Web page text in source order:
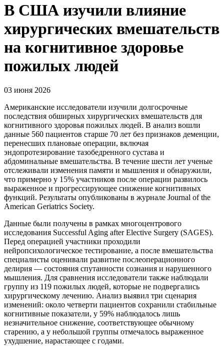
В США изучили влияние
хирургических вмешательств
на когнитивное здоровье
пожилых людей
03 июня 2026
Американские исследователи изучили долгосрочные
последствия обширных хирургических вмешательств для
когнитивного здоровья пожилых людей. В анализ вошли
данные 560 пациентов старше 70 лет без признаков деменции,
перенесших плановые операции, включая
эндопротезирование тазобедренного сустава и
абдоминальные вмешательства. В течение шести лет ученые
отслеживали изменения памяти и мышления и обнаружили,
что примерно у 15% участников после операции развилось
выраженное и прогрессирующее снижение когнитивных
функций. Результаты опубликованы в журнале Journal of the
American Geriatrics Society.
Данные были получены в рамках многоцентрового
исследования Successful Aging after Elective Surgery (SAGES).
Перед операцией участники проходили
нейропсихологическое тестирование, а после вмешательства
специалисты оценивали развитие послеоперационного
делирия — состояния спутанности сознания и нарушенного
мышления. Для сравнения исследователи также наблюдали
группу из 119 пожилых людей, которые не подвергались
хирургическому лечению. Анализ выявил три сценария
изменений: около четверти пациентов сохранили стабильные
когнитивные показатели, у 59% наблюдалось лишь
незначительное снижение, соответствующее обычному
старению, а у небольшой группы отмечалось выраженное
ухудшение, нарастающее с годами.